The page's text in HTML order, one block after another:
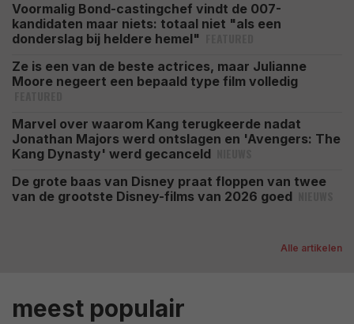
Voormalig Bond-castingchef vindt de 007-
kandidaten maar niets: totaal niet "als een
donderslag bij heldere hemel"
Ze is een van de beste actrices, maar Julianne
Moore negeert een bepaald type film volledig
Marvel over waarom Kang terugkeerde nadat
Jonathan Majors werd ontslagen en 'Avengers: The
Kang Dynasty' werd gecanceld
De grote baas van Disney praat floppen van twee
van de grootste Disney-films van 2026 goed
Alle artikelen
meest populair